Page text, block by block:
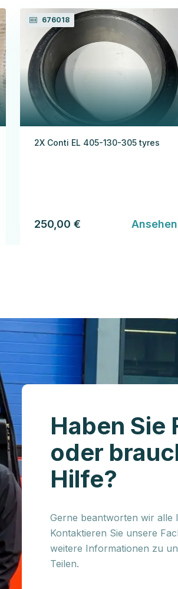
676018
2X Conti EL 405-130-305 tyres
250,00 € Ansehen
Haben Sie
oder
Hilfe?
Gerne beantworten wir alle
Kontaktieren Sie unsere
weitere Informationen zu
Teilen.